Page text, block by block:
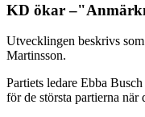
KD ökar
Utvecklingen beskrivs
Martinsson.
Partiets ledare Ebba
för de största partierna